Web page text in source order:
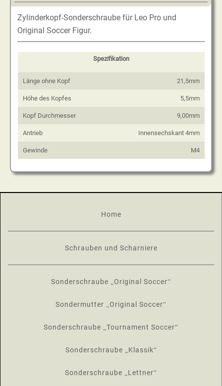
Zylinderkopf-Sonderschraube für Leo Pro und
Original Soccer Figur.
Spezifikation
Länge ohne Kopf 21,5mm
Höhe des Kopfes 5,5mm
Kopf Durchmesser 9,00mm
Antrieb Innensechskant 4mm
Gewinde M4
Home
Schrauben und Scharniere
Sonderschraube „Original Soccer“
Sondermutter „Original Soccer“
Sonderschraube „Tournament Soccer“
Sonderschraube „Klassik“
Sonderschraube „Lettner“